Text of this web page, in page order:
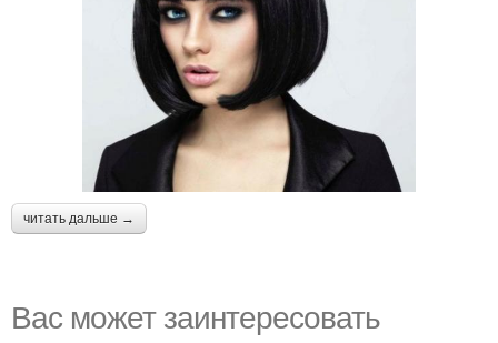
читать дальше →
Вас может заинтересовать